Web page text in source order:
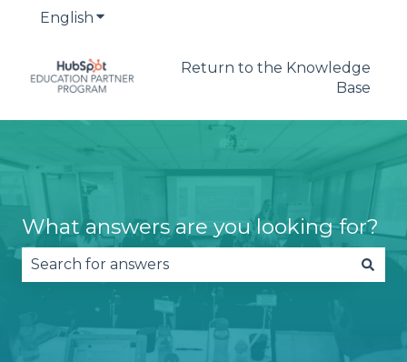
English Show submenu for translations
Return to the Knowledge
Base
What answers are you looking for?
There are no suggestions because the search